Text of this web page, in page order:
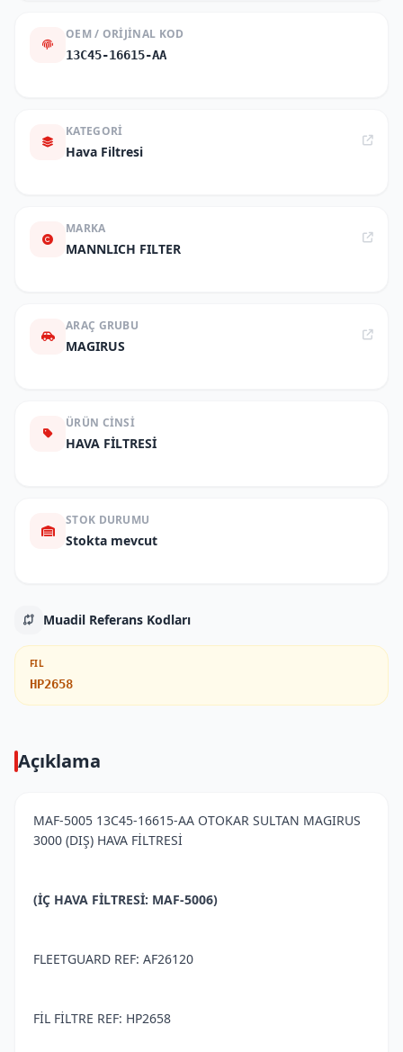
OEM / ORIJINAL KOD
13C45-16615-AA
KATEGORI
Hava Filtresi
MARKA
MANNLICH FILTER
ARAÇ GRUBU
MAGIRUS
ÜRÜN CINSI
HAVA FİLTRESİ
STOK DURUMU
Stokta mevcut
Muadil Referans Kodları
FIL
HP2658
Açıklama
MAF-5005 13C45-16615-AA OTOKAR SULTAN MAGIRUS
3000 (DIŞ) HAVA FİLTRESİ
(İÇ HAVA FİLTRESİ: MAF-5006)
FLEETGUARD REF: AF26120
FİL FİLTRE REF: HP2658